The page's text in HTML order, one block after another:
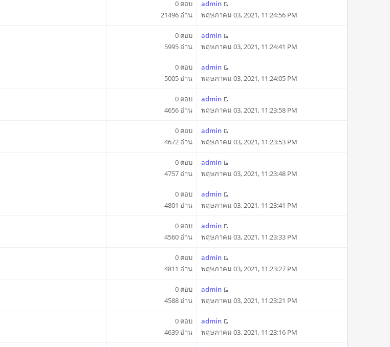
0 ตอบ
21496 อ่าน
admin
พฤษภาคม 03, 2021, 11:24:56 PM
0 ตอบ
5995 อ่าน
admin
พฤษภาคม 03, 2021, 11:24:41 PM
0 ตอบ
5005 อ่าน
admin
พฤษภาคม 03, 2021, 11:24:05 PM
0 ตอบ
4656 อ่าน
admin
พฤษภาคม 03, 2021, 11:23:58 PM
0 ตอบ
4672 อ่าน
admin
พฤษภาคม 03, 2021, 11:23:53 PM
0 ตอบ
4757 อ่าน
admin
พฤษภาคม 03, 2021, 11:23:48 PM
0 ตอบ
4801 อ่าน
admin
พฤษภาคม 03, 2021, 11:23:41 PM
0 ตอบ
4560 อ่าน
admin
พฤษภาคม 03, 2021, 11:23:33 PM
0 ตอบ
4811 อ่าน
admin
พฤษภาคม 03, 2021, 11:23:27 PM
0 ตอบ
4588 อ่าน
admin
พฤษภาคม 03, 2021, 11:23:21 PM
0 ตอบ
4639 อ่าน
admin
พฤษภาคม 03, 2021, 11:23:16 PM